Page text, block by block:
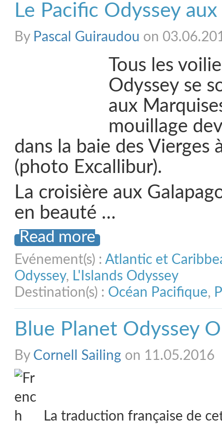
Le Pacific Odyssey
By Pascal Guiraudou on
Tous les
Odyssey se
aux
mouillage
dans la baie des Vierges
(photo Excallibur).
La croisière aux
en beauté …
Read more
Evénement(s) : Atlantic et
Odyssey, L'Islands Odyssey
Destination(s) : Océan Pacifique,
Blue Planet Odyssey
By Cornell Sailing on 11.05.2016
La traduction française de